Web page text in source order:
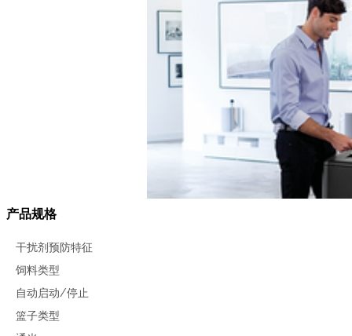
产品规格
干扰剂预防特征
饲料类型
自动启动/停止
篮子类型